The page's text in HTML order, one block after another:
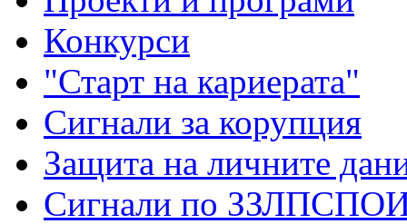
Конкурси
"Старт на кариерата"
Сигнали за корупция
Защита на личните
Сигнали по